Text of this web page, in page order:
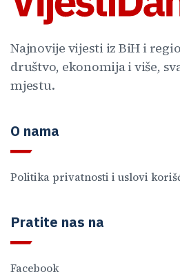
Najnovije vijesti iz BiH i
društvo, ekonomija i više,
mjestu.
O nama
Politika privatnosti i uslovi
Pratite nas na
Facebook